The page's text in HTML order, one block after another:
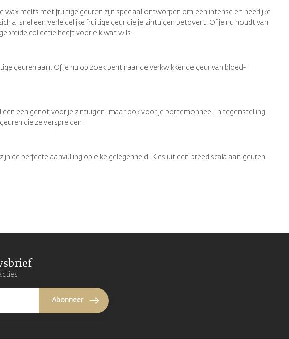
wax melts met fruitige geuren zijn speciaal ontworpen om een intense en heerlijke
al snel een verleidelijke fruitige geur die je zintuigen betovert. Of je nu houdt van
collectie heeft voor elk wat wils.
geuren aan. Of je nu op zoek bent naar de verkwikkende geur van bloed-
een genot voor je zintuigen, maar ook voor je portemonnee. In tegenstelling
die ze verspreiden.
perfecte aanvulling op elke gelegenheid. Kies uit een breed scala aan geuren
Abonneer